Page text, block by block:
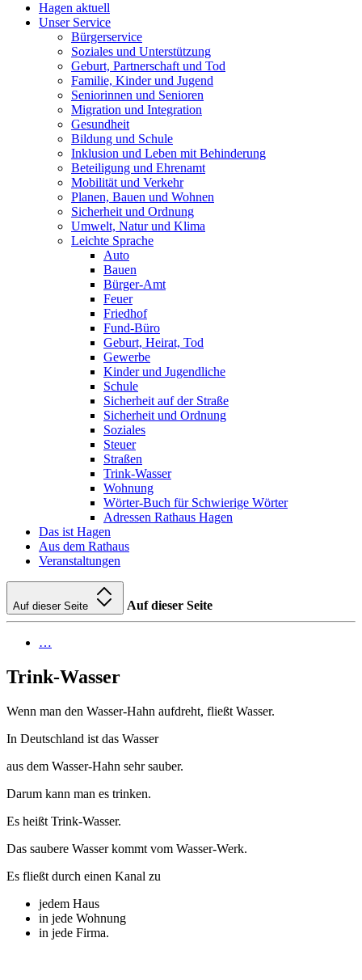
Hagen aktuell
Unser Service
Bürgerservice
Soziales und Unterstützung
Geburt, Partnerschaft und Tod
Familie, Kinder und Jugend
Seniorinnen und Senioren
Migration und Integration
Gesundheit
Bildung und Schule
Inklusion und Leben mit Behinderung
Beteiligung und Ehrenamt
Mobilität und Verkehr
Planen, Bauen und Wohnen
Sicherheit und Ordnung
Umwelt, Natur und Klima
Leichte Sprache
Auto
Bauen
Bürger-Amt
Feuer
Friedhof
Fund-Büro
Geburt, Heirat, Tod
Gewerbe
Kinder und Jugendliche
Schule
Sicherheit auf der Straße
Sicherheit und Ordnung
Soziales
Steuer
Straßen
Trink-Wasser
Wohnung
Wörter-Buch für Schwierige Wörter
Adressen Rathaus Hagen
Das ist Hagen
Aus dem Rathaus
Veranstaltungen
Auf dieser Seite Auf dieser Seite
…
Trink-Wasser
Wenn man den Wasser-Hahn aufdreht, fließt Wasser.
In Deutschland ist das Wasser
aus dem Wasser-Hahn sehr sauber.
Darum kann man es trinken.
Es heißt Trink-Wasser.
Das saubere Wasser kommt vom Wasser-Werk.
Es fließt durch einen Kanal zu
jedem Haus
in jede Wohnung
in jede Firma.